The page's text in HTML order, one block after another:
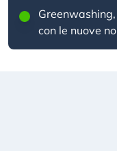
con le nuove